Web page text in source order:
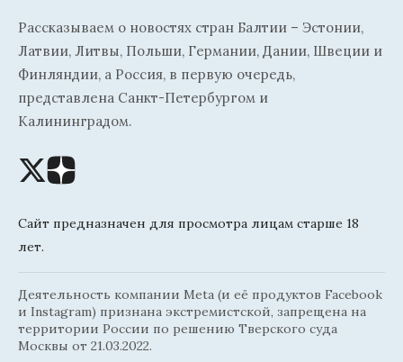
Рассказываем о новостях стран Балтии – Эстонии,
Латвии, Литвы, Польши, Германии, Дании, Швеции и
Финляндии, а Россия, в первую очередь,
представлена Санкт-Петербургом и
Калининградом.
Сайт предназначен для просмотра лицам старше 18
лет.
Деятельность компании Meta (и её продуктов Facebook
и Instagram) признана экстремистской, запрещена на
территории России по решению Тверского суда
Москвы от 21.03.2022.